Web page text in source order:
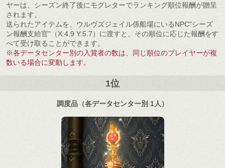
ヤーは、シーズン終了後にモグレターでランキング順位報酬が贈呈
されます。
送られたアイテムを、ウルヴズジェイル係船場にいるNPC"シーズ
ン報酬支給官"（X:4.9 Y:5.7）に渡すと、その順位に応じた報酬をす
べて受け取ることができます。
※各データセンター別の入賞者の数は、同じ順位のプレイヤーが複
数いる場合に変動します。
1位
調度品（各データセンター別 1人）